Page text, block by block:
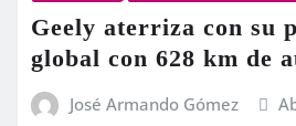
Geely aterriza con su
global con 628 km de
José Armando Gómez